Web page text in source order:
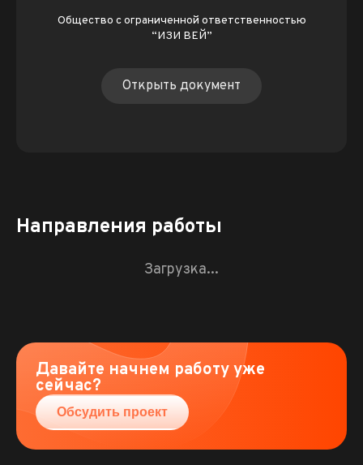
Общество с ограниченной ответственностью
“ИЗИ ВЕЙ”
Открыть документ
Направления работы
Загрузка...
Давайте начнем работу уже
сейчас?
Обсудить проект